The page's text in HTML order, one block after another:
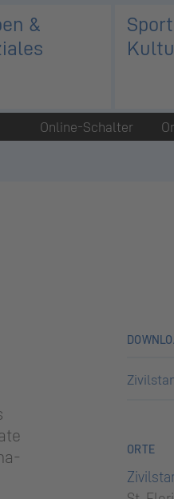
&
Online-Schalter
ORTE